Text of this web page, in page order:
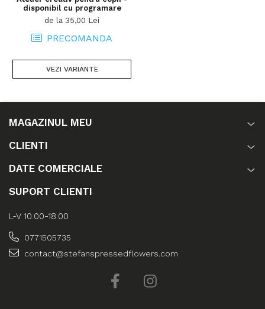
disponibil cu programare
de la 35,00 Lei
PRECOMANDA
VEZI VARIANTE
MAGAZINUL MEU
CLIENTI
DATE COMERCIALE
SUPORT CLIENTI
L-V 10.00-18.00
0771505735
contact@stefanspressedflowers.com